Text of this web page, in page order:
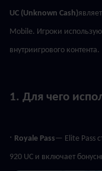
UC (Unknown Cash)
Mobile. Игроки
внутриигрового контента.
1. Для чего
· Royale Pass— Elite Pass
920 UC и включает